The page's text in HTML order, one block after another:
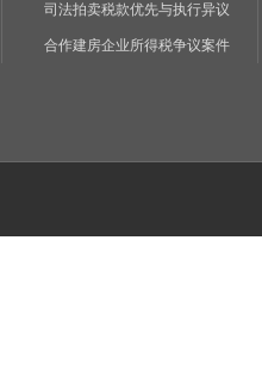
司法拍卖税款优先与执行异议
合作建房企业所得税争议案件